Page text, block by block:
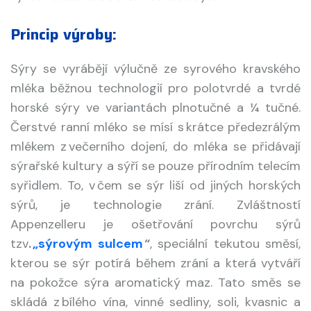
Princip výroby:
Sýry se vyrábějí výlučně ze syrového kravského
mléka běžnou technologií pro polotvrdé a tvrdé
horské sýry ve variantách plnotučné a ¼ tučné.
Čerstvé ranní mléko se mísí s krátce předezrálým
mlékem z večerního dojení, do mléka se přidávají
sýrařské kultury a sýří se pouze přírodním telecím
syřidlem. To, v čem se sýr liší od jiných horských
sýrů, je technologie zrání. Zvláštností
Appenzelleru je ošetřování povrchu sýrů
tzv.„sýrovým sulcem“, speciální tekutou směsí,
kterou se sýr potírá během zrání a která vytváří
na pokožce sýra aromatický maz. Tato směs se
skládá z bílého vína, vinné sedliny, soli, kvasnic a